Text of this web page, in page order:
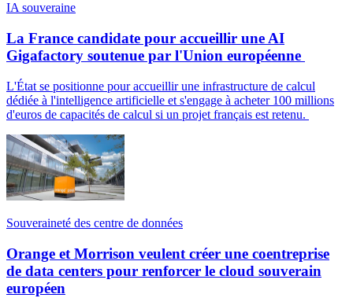
IA souveraine
La France candidate pour accueillir une AI
Gigafactory soutenue par l'Union européenne
L'État se positionne pour accueillir une infrastructure de calcul
dédiée à l'intelligence artificielle et s'engage à acheter 100 millions
d'euros de capacités de calcul si un projet français est retenu.
Souveraineté des centre de données
Orange et Morrison veulent créer une coentreprise
de data centers pour renforcer le cloud souverain
européen